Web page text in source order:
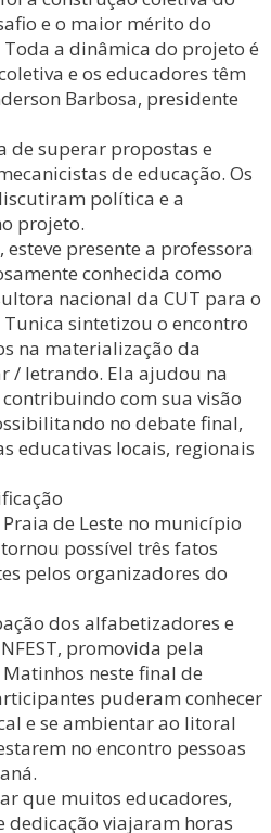
e o maior mérito do
Toda a dinâmica do projeto é
e os educadores têm
Barbosa, presidente
de superar propostas e
de educação. Os
política e a
projeto.
presente a professora
conhecida como
nacional da CUT para o
sintetizou o encontro
na materialização da
/ letrando. Ela ajudou na
com sua visão
no debate final,
educativas locais, regionais
de Leste no município
possível três fatos
pelos organizadores do
dos alfabetizadores e
promovida pela
neste final de
puderam conhecer
e se ambientar ao litoral
no encontro pessoas
que muitos educadores,
dedicação viajaram horas